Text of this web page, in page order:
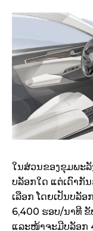
ໃນ​ສ່ວນ​ຂອງ​ຂຸມ​ພະ
ບລັອກ​ໃດ ແຕ່​ເດົາ​ກັ
ເລືອກ​ ໂດຍ​ເປັນ​ບລັ
6,400 ຮອບ/ນາ​ທີ ຂັ
ແລະ​ໜ້າ​ຈະ​ມີບ​ລັອກ